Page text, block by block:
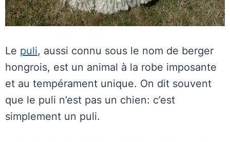
Le puli, aussi connu sous le nom de berger
hongrois, est un animal à la robe imposante
et au tempérament unique. On dit souvent
que le puli n’est pas un chien: c’est
simplement un puli.